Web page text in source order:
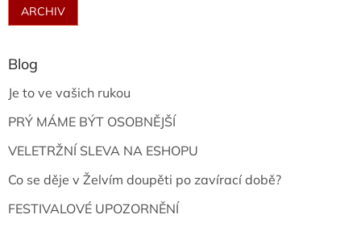
ARCHIV
Blog
Je to ve vašich rukou
PRÝ MÁME BÝT OSOBNĚJŠÍ
VELETRŽNÍ SLEVA NA ESHOPU
Co se děje v Želvím doupěti po zavírací době?
FESTIVALOVÉ UPOZORNĚNÍ